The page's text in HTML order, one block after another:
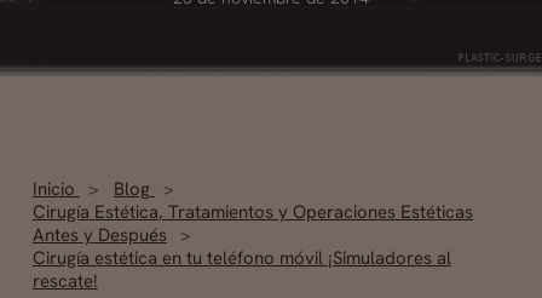
Inicio
Blog
Cirugía Estética, Tratamientos y Operaciones Estéticas
Antes y Después
Cirugía estética en tu teléfono móvil ¡Simuladores al
rescate!